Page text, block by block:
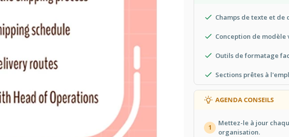
Champs de texte et
Conception de
Outils de formatage
Sections prêtes à
AGENDA CONSEILS
1
Mettez-le à jour
organisation.